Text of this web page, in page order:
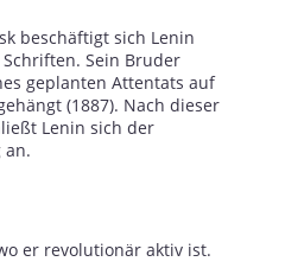
beschäftigt sich Lenin
Sein Bruder
geplanten Attentats auf
(1887). Nach dieser
Lenin sich der
an.
er revolutionär aktiv ist.